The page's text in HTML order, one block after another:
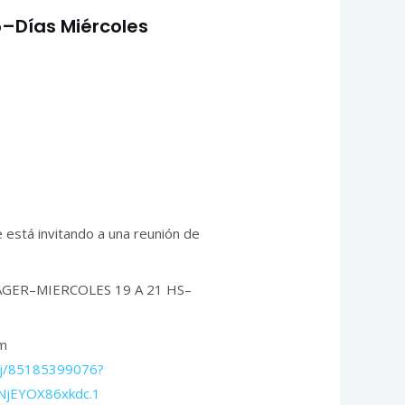
Miércoles
invitando a una reunión de
19 A 21 HS–
85185399076?